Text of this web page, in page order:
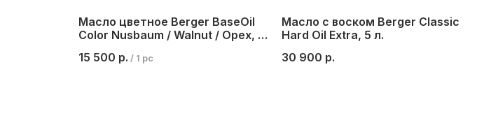
Масло цветное Berger BaseOil
Color Nusbaum / Walnut / Орех, 1
15 500 р. / 1 pc
Масло с воском Berger Classic
Hard Oil Extra, 5 л.
30 900 р.